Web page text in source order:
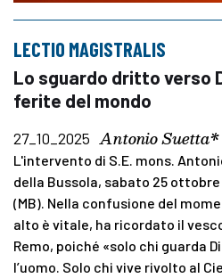
LECTIO MAGISTRALIS
Lo sguardo dritto verso
ferite del mondo
27_10_2025 Antonio Suetta*
L'intervento di S.E. mons.
della Bussola, sabato 25
(MB). Nella confusione del
alto è vitale, ha ricordato il
Remo, poiché «solo chi guarda
l’uomo. Solo chi vive rivolto al